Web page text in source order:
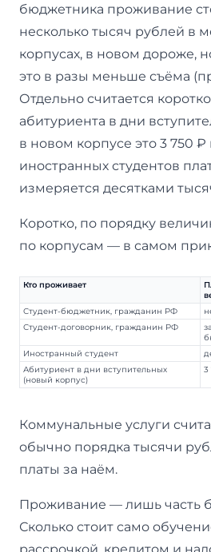
бюджетника проживание
несколько тысяч рублей в
корпусах, в новом дороже,
это в разы меньше съёма
Отдельно считается
абитуриента в дни
в новом корпусе это 3 750 ₽
иностранных студентов
измеряется десятками
Коротко, по порядку
по корпусам — в самом
Кто проживает
Студент-бюджетник, гражданин РФ
Студент-договорник, гражданин РФ
Иностранный студент
Абитуриент в дни вступительных
(новый корпус)
3
Коммунальные услуги
обычно порядка тысячи
платы за наём.
Проживание — лишь часть
Сколько стоит само
рассрочкой, кредитом и